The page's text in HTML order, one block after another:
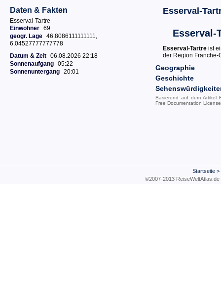
Daten & Fakten
Esserval-Tartre
Einwohner 69
geogr. Lage 46.8086111111111,
6.04527777777778
Datum & Zeit 06.08.2026 22:18
Sonnenaufgang 05:22
Sonnenuntergang 20:01
Esserval-
Esserval-
Esserval-Tartre ist
der Region Franche-
Geographie
Geschichte
Basierend auf dem Artikel
Free Documentation License
Startseite>
©2007-2013